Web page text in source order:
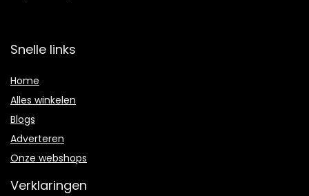
Snelle links
Home
Alles winkelen
Blogs
Adverteren
Onze webshops
Verklaringen